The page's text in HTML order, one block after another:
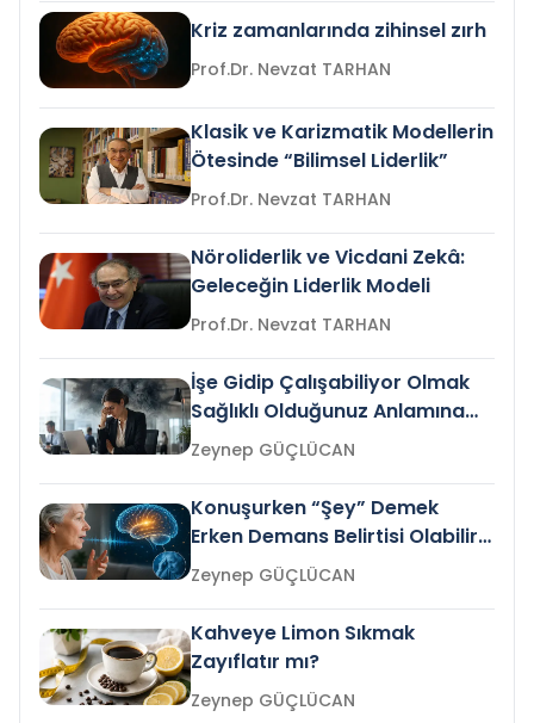
Kriz zamanlarında zihinsel zırh
Prof.Dr. Nevzat TARHAN
Klasik ve Karizmatik Modellerin
Ötesinde “Bilimsel Liderlik”
Prof.Dr. Nevzat TARHAN
Nöroliderlik ve Vicdani Zekâ:
Geleceğin Liderlik Modeli
Prof.Dr. Nevzat TARHAN
İşe Gidip Çalışabiliyor Olmak
Sağlıklı Olduğunuz Anlamına
Gelir mi?Zeynep GÜÇLÜCAN
Konuşurken “Şey” Demek
Erken Demans Belirtisi Olabilir
mi?
Zeynep GÜÇLÜCAN
Kahveye Limon Sıkmak
Zayıflatır mı?
Zeynep GÜÇLÜCAN